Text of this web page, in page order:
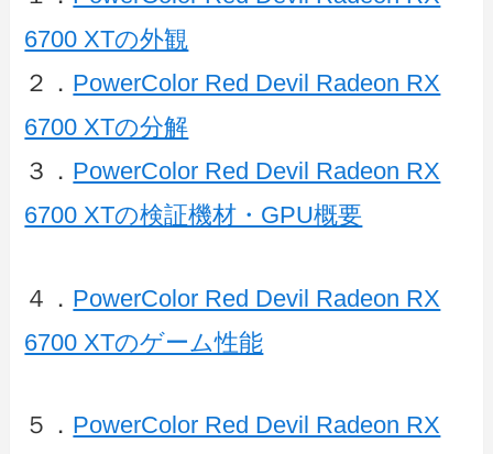
6700 XTの外観
２． PowerColor Red Devil Radeon RX
6700 XTの分解
３． PowerColor Red Devil Radeon RX
6700 XTの検証機材・GPU概要
４． PowerColor Red Devil Radeon RX
6700 XTのゲーム性能
５． PowerColor Red Devil Radeon RX